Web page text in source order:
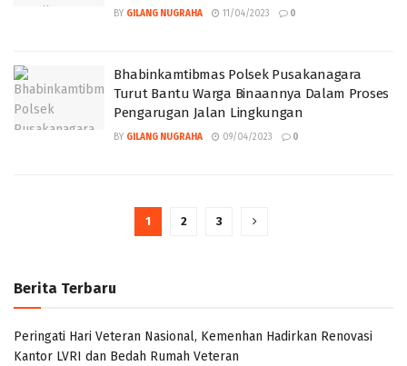
BY GILANG NUGRAHA 11/04/2023 0
Bhabinkamtibmas Polsek Pusakanagara
Turut Bantu Warga Binaannya Dalam Proses
Pengarugan Jalan Lingkungan
BY GILANG NUGRAHA 09/04/2023 0
1 2 3
Berita Terbaru
Peringati Hari Veteran Nasional, Kemenhan Hadirkan Renovasi
Kantor LVRI dan Bedah Rumah Veteran